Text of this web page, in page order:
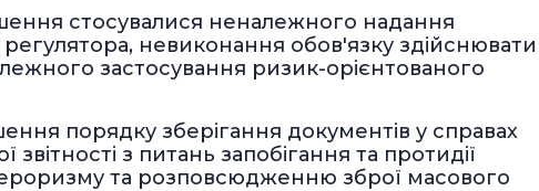
стосувалися неналежного надання
регулятора, невиконання обов'язку здійснювати
застосування ризик-орієнтованого
порядку зберігання документів у справах
звітності з питань запобігання та протидії
та розповсюдженню зброї масового